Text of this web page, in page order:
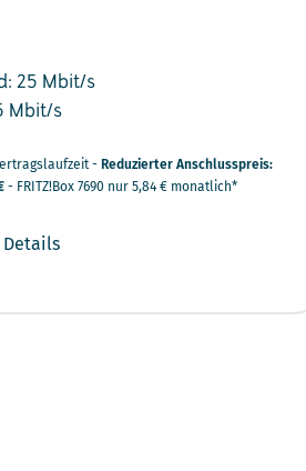
25 Mbit/s
Mbit/s
- Reduzierter Anschlusspreis:
- FRITZ!Box 7690 nur 5,84 € monatlich*
Details